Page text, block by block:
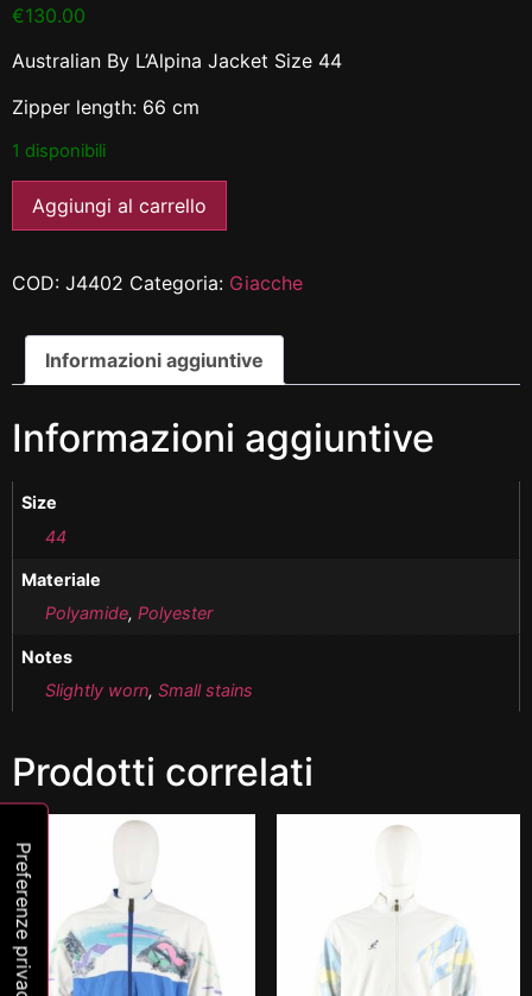
€130.00
Australian By L’Alpina Jacket Size 44
Zipper length: 66 cm
1 disponibili
Aggiungi al carrello
COD: J4402 Categoria: Giacche
Informazioni aggiuntive
Informazioni aggiuntive
Size
44
Materiale
Polyamide,Polyester
Notes
Slightly worn,Small stains
Prodotti correlati